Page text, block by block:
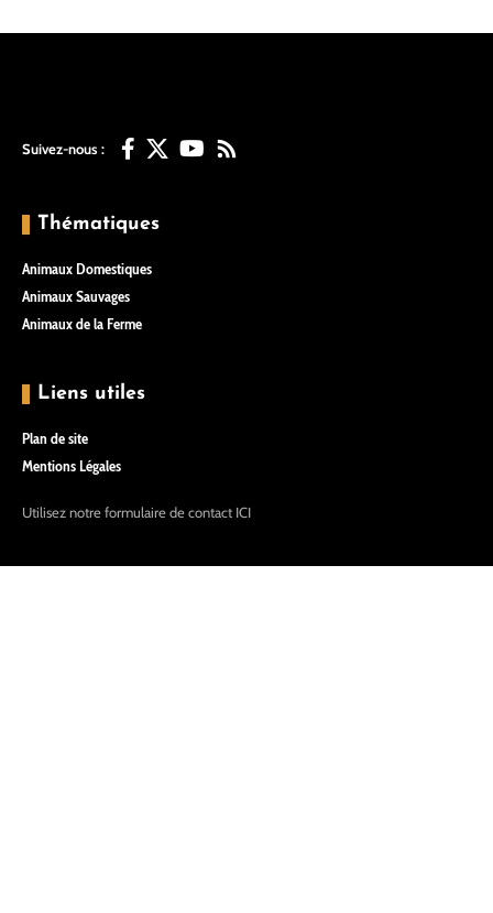
Suivez-nous :
Thématiques
Animaux Domestiques
Animaux Sauvages
Animaux de la Ferme
Liens utiles
Plan de site
Mentions Légales
Utilisez notre formulaire de contact ICI